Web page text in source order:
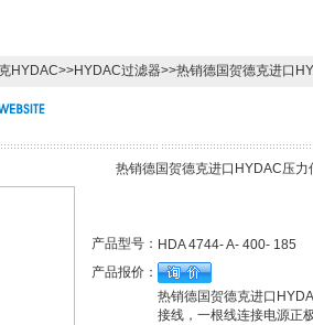
HYDAC>>HYDAC过滤器>>热销德国贺德克进口
热销德国贺德克进口HYDAC压力
产品型号： HDA 4744- A- 400- 185
产品报价：
热销德国贺德克进口
接线，一根线连接电源正